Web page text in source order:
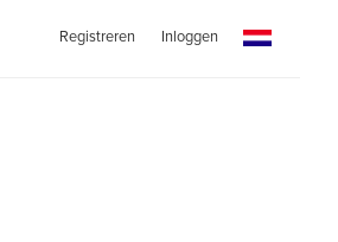
Registreren Inloggen